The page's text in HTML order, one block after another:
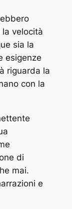
velocità
sia la
esigenze
riguarda la
con la
di
mai.
e